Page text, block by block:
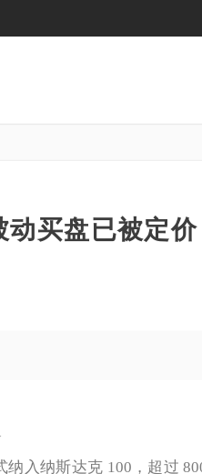
动买盘已被定
纳入纳斯达克 100，超过